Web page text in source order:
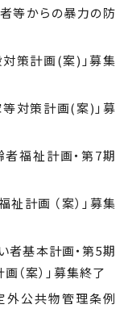
等からの暴力の防
対策計画(案)」募集
等対策計画(案)」募
者福祉計画・第7期
祉計画 （案）」募集
者基本計画・第5期
（案）」募集終了
外公共物管理条例